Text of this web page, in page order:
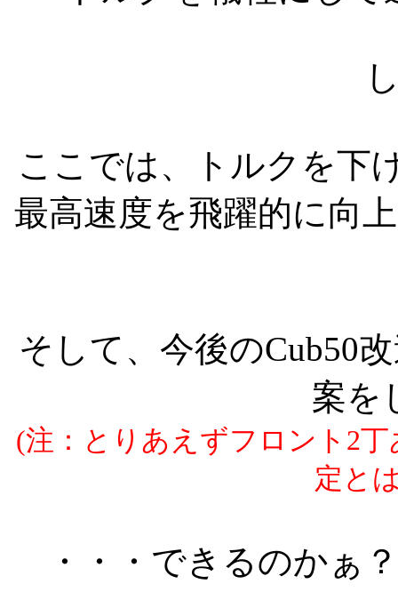
ここでは、トルクを下
最高速度を飛躍的に向
そして、今後のCub50
案を
(注：とりあえずフロント2
定と
・・・できるのかぁ